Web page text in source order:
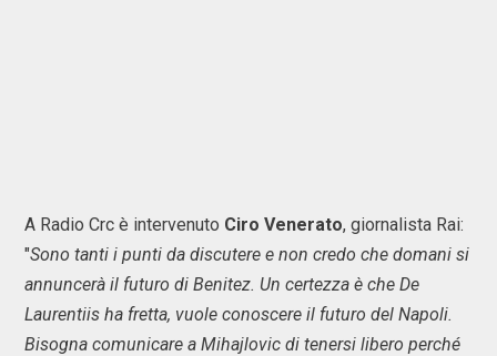
A Radio Crc è intervenuto Ciro Venerato, giornalista Rai:
"Sono tanti i punti da discutere e non credo che domani si
annuncerà il futuro di Benitez. Un certezza è che De
Laurentiis ha fretta, vuole conoscere il futuro del Napoli.
Bisogna comunicare a Mihajlovic di tenersi libero perché